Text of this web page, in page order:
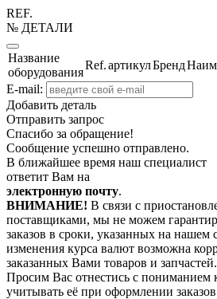
REF.
№ ДЕТАЛИ
Название
оборудования
Ref.артикулБренд
E-mail:
Добавить деталь
Отправить запрос
Спасибо за обращение!
Сообщение успешно отправлено.
В ближайшее время наш специалист
ответит Вам на
электронную почту.
ВНИМАНИЕ! В связи с
поставщиками, мы не можем
заказов в сроки, указанных на нашем
изменения курса валют возможна
заказанных Вами товаров и запчастей.
Просим Вас отнестись с пониманием
учитывать её при оформлении